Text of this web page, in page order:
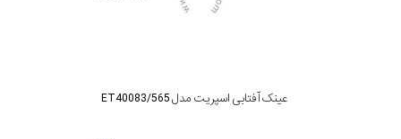
عینک آفتابی اسپریت مدل ET40083/565